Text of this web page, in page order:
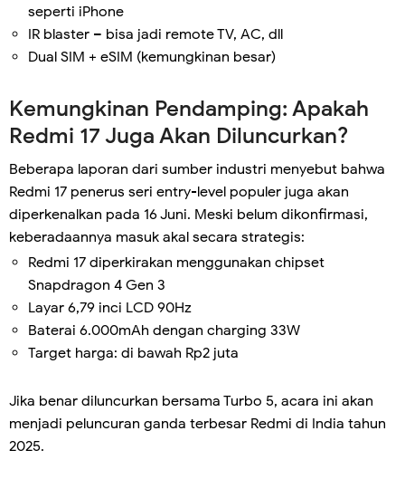
seperti iPhone
IR blaster – bisa jadi remote TV, AC, dll
Dual SIM + eSIM (kemungkinan besar)
Kemungkinan Pendamping: Apakah
Redmi 17 Juga Akan Diluncurkan?
Beberapa laporan dari sumber industri menyebut bahwa
Redmi 17 penerus seri entry-level populer juga akan
diperkenalkan pada 16 Juni. Meski belum dikonfirmasi,
keberadaannya masuk akal secara strategis:
Redmi 17 diperkirakan menggunakan chipset
Snapdragon 4 Gen 3
Layar 6,79 inci LCD 90Hz
Baterai 6.000mAh dengan charging 33W
Target harga: di bawah Rp2 juta
Jika benar diluncurkan bersama Turbo 5, acara ini akan
menjadi peluncuran ganda terbesar Redmi di India tahun
2025.